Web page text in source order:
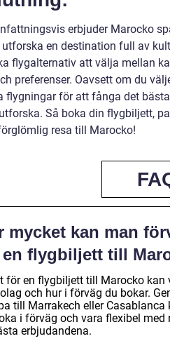
erbjuder Marocko
en destination full av
flygalternativ att välja mellan
preferenser. Oavsett om du
flygningar för att fånga det
Så boka din flygbiljett,
resa till Marocko!
mycket kan man
flygbiljett till
för en flygbiljett till Marocko kan
och hur i förväg du bokar.
till Marrakech eller
i förväg och vara flexibel
erbjudandena.